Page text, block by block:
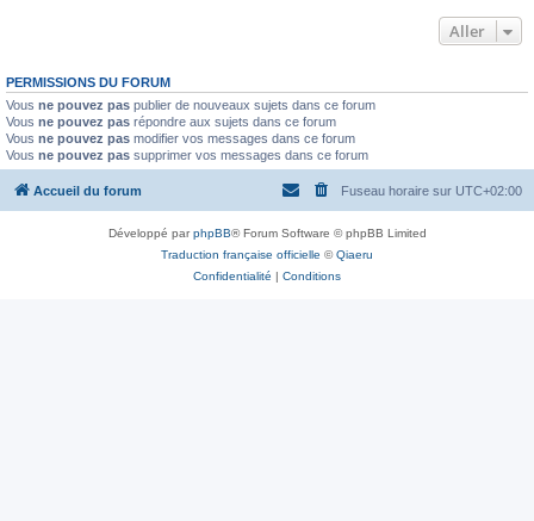
Aller
PERMISSIONS DU FORUM
Vous ne pouvez pas publier de nouveaux sujets dans ce forum
Vous ne pouvez pas répondre aux sujets dans ce forum
Vous ne pouvez pas modifier vos messages dans ce forum
Vous ne pouvez pas supprimer vos messages dans ce forum
Accueil du forum Fuseau horaire sur UTC+02:00
Développé parphpBB® Forum Software © phpBB Limited
Traduction française officielle ©Qiaeru
Confidentialité | Conditions